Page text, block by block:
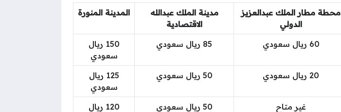
محطة مطار الملك عبدالعزيز
الدولي
مدينة الملك عبدالله
الاقتصادية
المدينة المنورة
60 ريال سعودي 85 ريال سعودي
150 ريال
سعودي
20 ريال سعودي 50 ريال سعودي
125 ريال
سعودي
غير متاح 50 ريال سعودي
120 ريال